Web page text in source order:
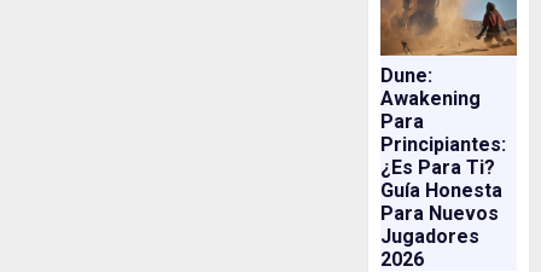
Dune:
Awakening
Para
Principiantes:
¿es Para Ti?
Guía Honesta
Para Nuevos
Jugadores
2026